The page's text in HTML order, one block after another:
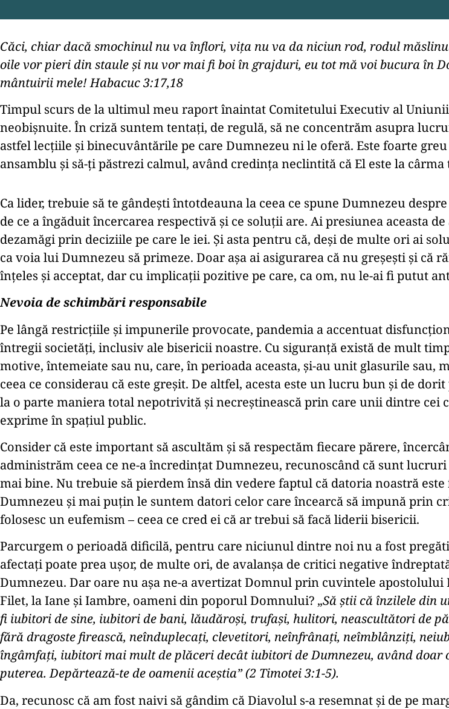
Căci, chiar dacă smochinul nu va înflori, viţa nu va da niciun rod, rodul
oile vor pieri din staule şi nu vor mai fi boi în grajduri, eu tot mă voi bucura în
mântuirii mele! Habacuc 3:17,18
Timpul scurs de la ultimul meu raport înaintat Comitetului Executiv al
neobișnuite. În criză suntem tentați, de regulă, să ne concentrăm asupra
astfel lecțiile și binecuvântările pe care Dumnezeu ni le oferă. Este foarte
ansamblu și să-ți păstrezi calmul, având credința neclintită că El este la
Ca lider, trebuie să te gândești întotdeauna la ceea ce spune Dumnezeu
de ce a îngăduit încercarea respectivă și ce soluții are. Ai presiunea aceasta
dezamăgi prin deciziile pe care le iei. Și asta pentru că, deși de multe ori ai
ca voia lui Dumnezeu să primeze. Doar așa ai asigurarea că nu greșești și că
înțeles și acceptat, dar cu implicații pozitive pe care, ca om, nu le-ai fi putut
Nevoia de schimbări responsabile
Pe lângă restricțiile și impunerile provocate, pandemia a accentuat
întregii societăți, inclusiv ale bisericii noastre. Cu siguranță există de mult
motive, întemeiate sau nu, care, în perioada aceasta, și-au unit glasurile sau,
ceea ce considerau că este greșit. De altfel, acesta este un lucru bun și de
la o parte maniera total nepotrivită și necreștinească prin care unii dintre cei
exprime în spațiul public.
Consider că este important să ascultăm și să respectăm fiecare părere,
administrăm ceea ce ne-a încredințat Dumnezeu, recunoscând că sunt
mai bine. Nu trebuie să pierdem însă din vedere faptul că datoria noastră
Dumnezeu și mai puțin le suntem datori celor care încearcă să impună prin
folosesc un eufemism – ceea ce cred ei că ar trebui să facă liderii bisericii.
Parcurgem o perioadă dificilă, pentru care niciunul dintre noi nu a fost
afectați poate prea ușor, de multe ori, de avalanșa de critici negative
Dumnezeu. Dar oare nu așa ne-a avertizat Domnul prin cuvintele
Filet, la Iane și Iambre, oameni din poporul Domnului? „Să ştii că înzilele din
fi iubitori de sine, iubitori de bani, lăudăroşi, trufaşi, hulitori, neascultători de
fără dragoste firească, neînduplecaţi, clevetitori, neînfrânaţi, neîmblânziţi,
îngâmfaţi, iubitori mai mult de plăceri decât iubitori de Dumnezeu, având doar
puterea. Depărtează-te de oamenii aceştia” (2 Timotei 3:1-5).
Da, recunosc că am fost naivi să gândim că Diavolul s-a resemnat și de pe